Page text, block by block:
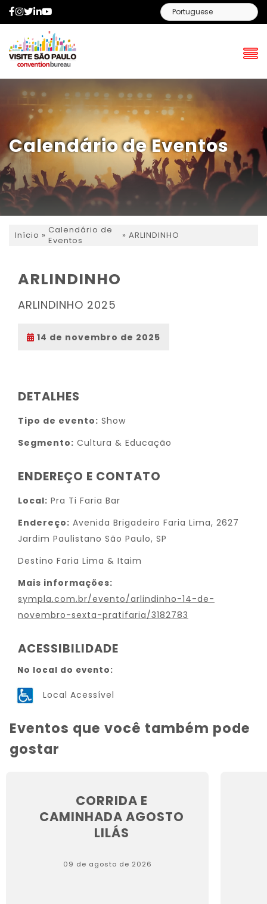
Facebook
Instagram
Twitter
LinkedIn
Calendário de Eventos
Início » Calendário de
Eventos
» ARLINDINHO
ARLINDINHO
ARLINDINHO 2025
14 de novembro de 2025
DETALHES
Tipo de evento: Show
Segmento: Cultura & Educação
ENDEREÇO E CONTATO
Local: Pra Ti Faria Bar
Endereço: Avenida Brigadeiro Faria Lima, 2627
Jardim Paulistano São Paulo, SP
Destino Faria Lima & Itaim
Mais informações:
sympla.com.br/evento/arlindinho-14-de-
novembro-sexta-pratifaria/3182783
ACESSIBILIDADE
No local do evento:
Local Acessível
Eventos que você também pode
gostar
CORRIDA E
CAMINHADA AGOSTO
LILÁS
09 de agosto de 2026